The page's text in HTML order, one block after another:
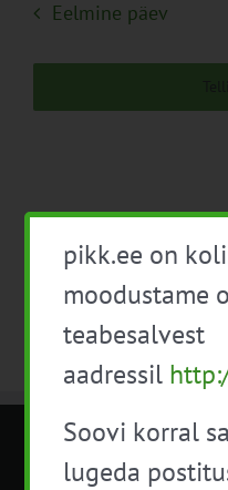
Eelmine päev
METK
pikk.ee on
moodustame
teabesalvest
aadressil
Soovi korral
lugeda